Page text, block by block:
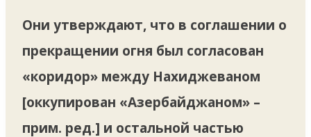
Они утверждают, что в соглашении о
прекращении огня был согласован
«коридор» между Нахиджеваном
[оккупирован «Азербайджаном» –
прим. ред.] и остальной частью